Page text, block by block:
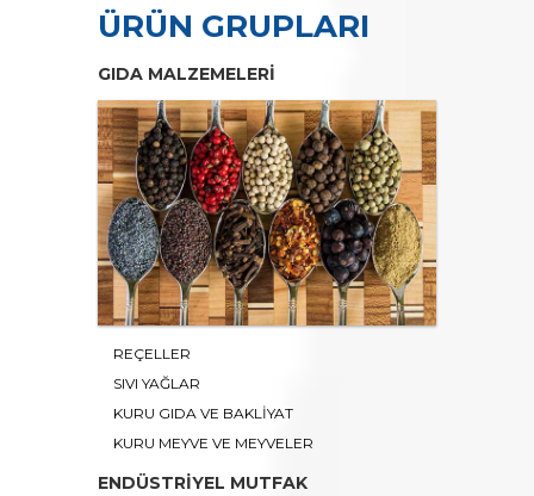
ÜRÜN GRUPLARI
GIDA MALZEMELERİ
REÇELLER
SIVI YAĞLAR
KURU GIDA VE BAKLİYAT
KURU MEYVE VE MEYVELER
ENDÜSTRİYEL MUTFAK